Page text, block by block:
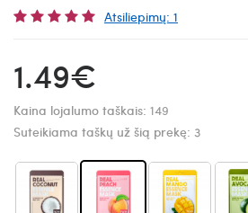
Atsiliepimų: 1
1.49€
Kaina lojalumo taškais: 149
Suteikiama taškų už šią prekę: 3